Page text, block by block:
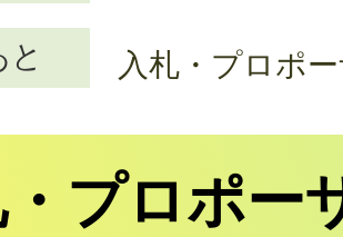
入札・プロポ
プロポー